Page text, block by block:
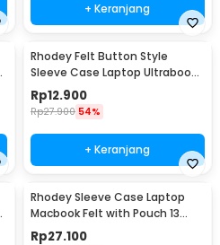
+ Keranjang
Rhodey Felt Button Style
Sleeve Case Laptop Ultrabook
13 Inch - DA58
Rp12.900
Rp27.900 54%
+ Keranjang
Rhodey Sleeve Case Laptop
Macbook Felt with Pouch 13
Inch - AK01
Rp27.100